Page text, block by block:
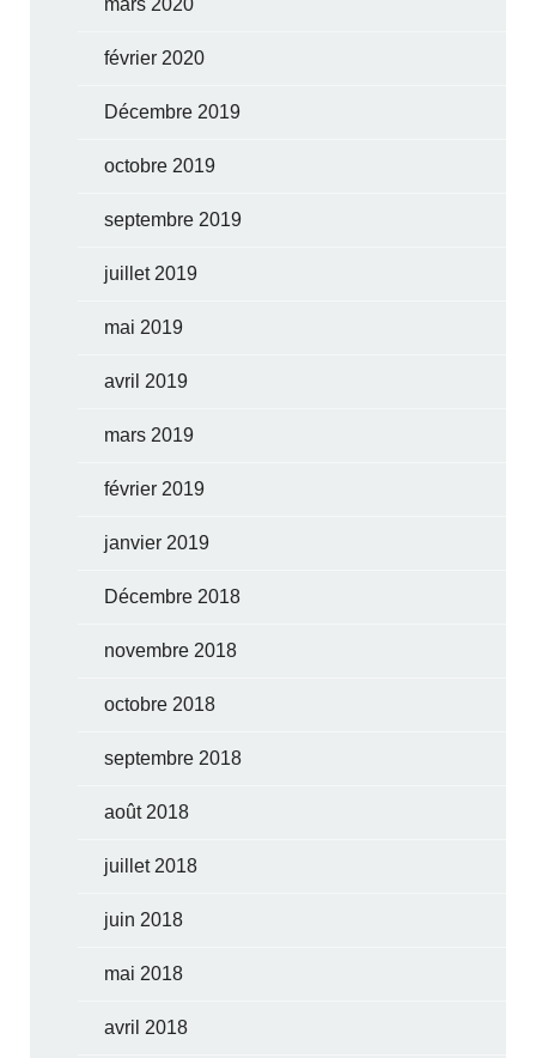
février 2020
Décembre 2019
octobre 2019
septembre 2019
juillet 2019
mai 2019
avril 2019
mars 2019
février 2019
janvier 2019
Décembre 2018
novembre 2018
octobre 2018
septembre 2018
août 2018
juillet 2018
juin 2018
mai 2018
avril 2018